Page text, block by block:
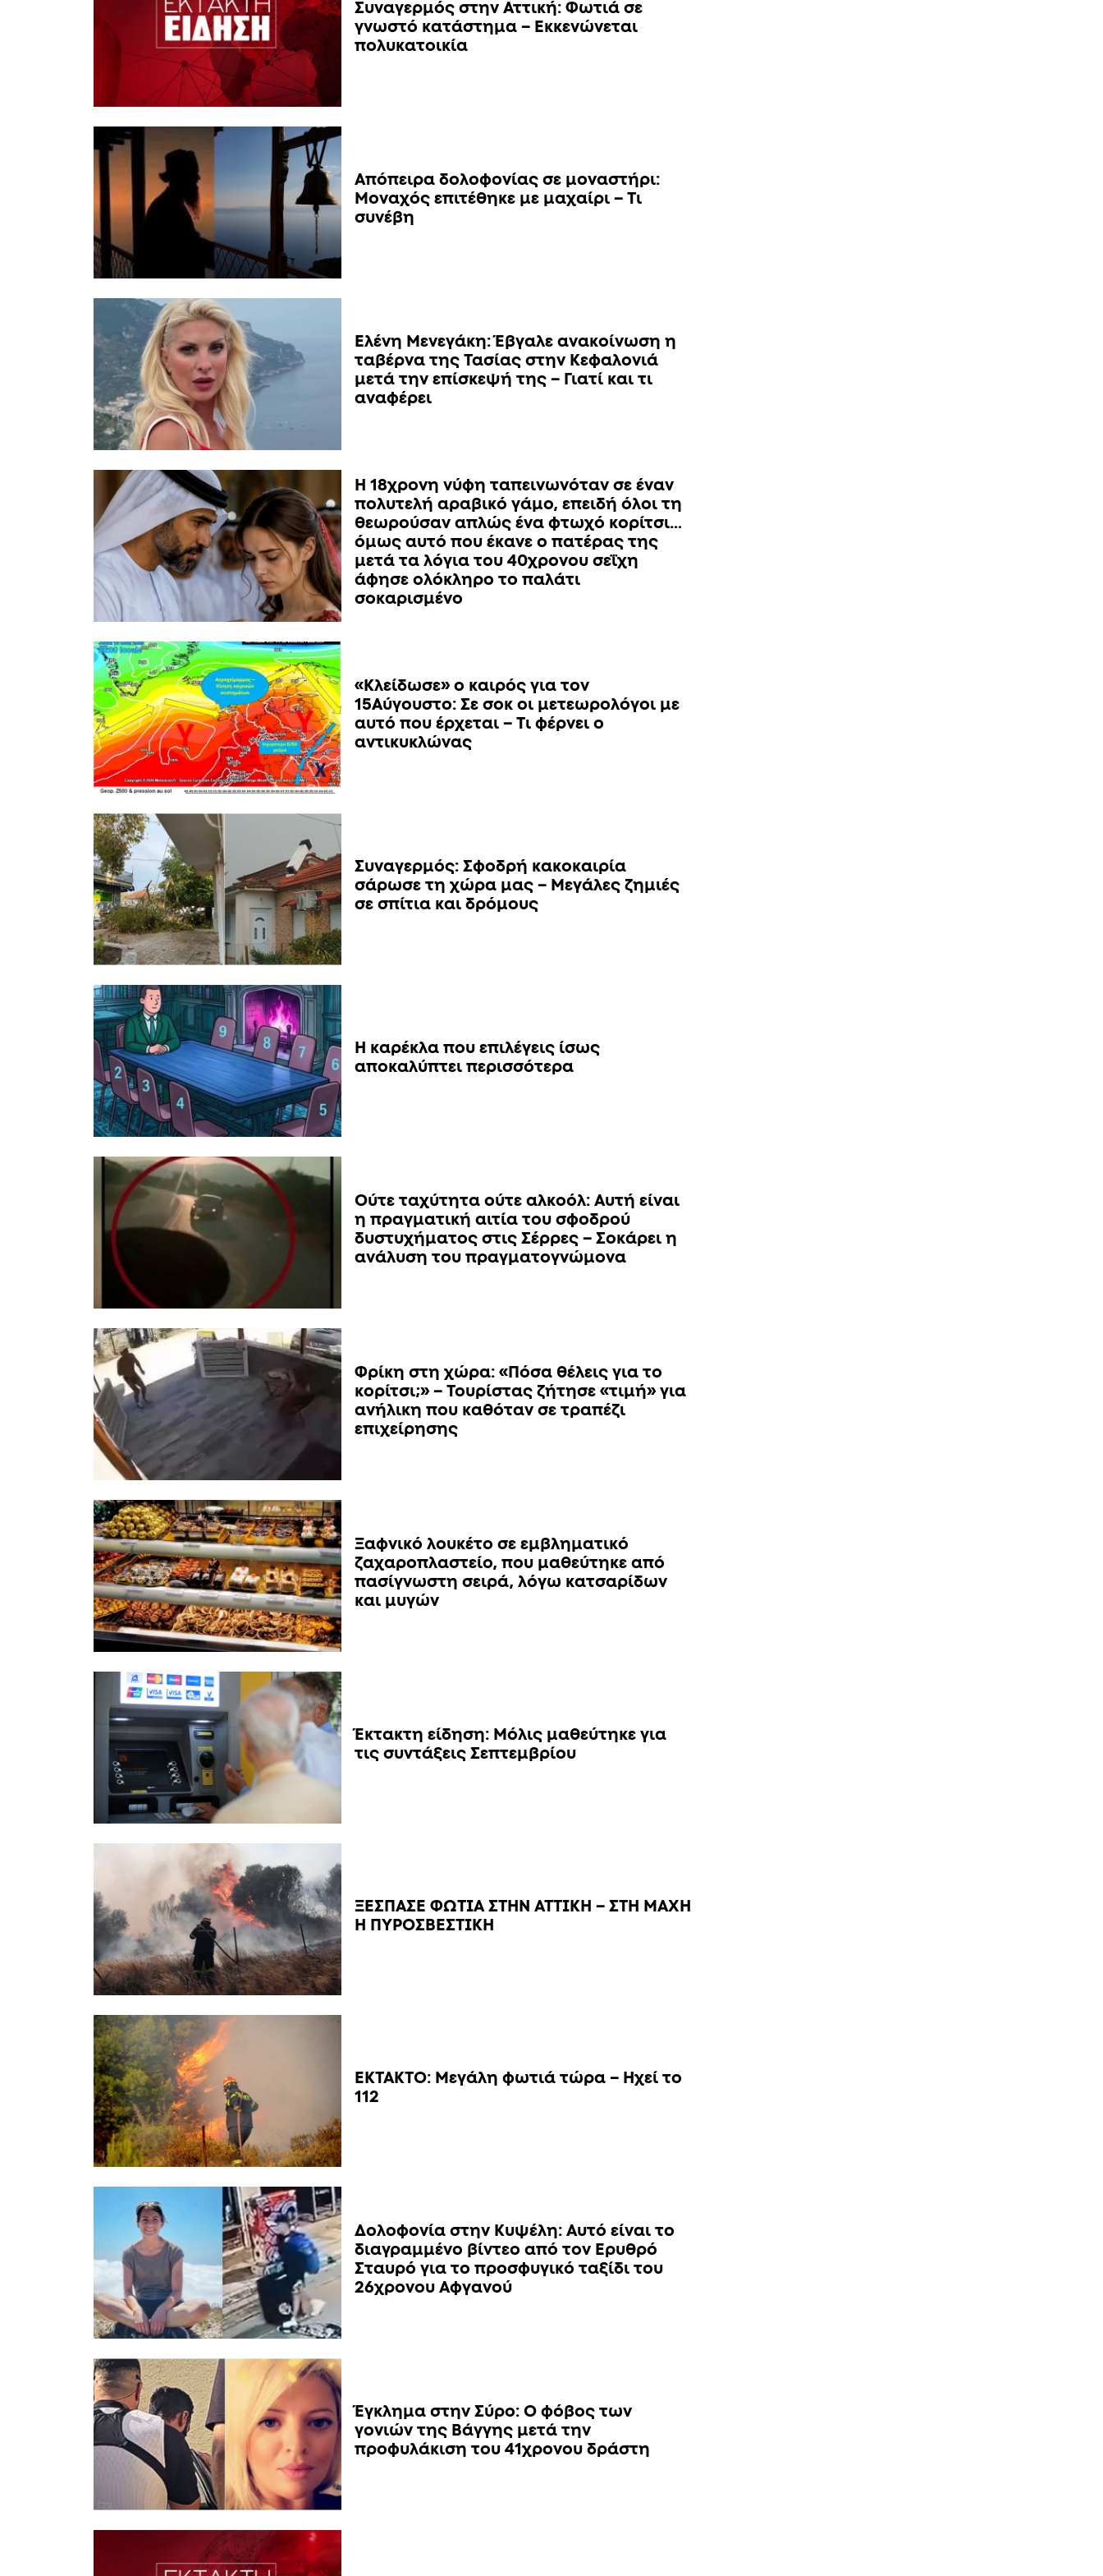
Συναγερμός στην Αττική: Φωτιά σε
γνωστό κατάστημα – Εκκενώνεται
πολυκατοικία
Απόπειρα δολοφονίας σε μοναστήρι:
Μοναχός επιτέθηκε με μαχαίρι – Τι
συνέβη
Ελένη Μενεγάκη: Έβγαλε ανακοίνωση η
ταβέρνα της Τασίας στην Κεφαλονιά
μετά την επίσκεψή της – Γιατί και τι
αναφέρει
Η 18χρονη νύφη ταπεινωνόταν σε έναν
πολυτελή αραβικό γάμο, επειδή όλοι τη
θεωρούσαν απλώς ένα φτωχό κορίτσι…
όμως αυτό που έκανε ο πατέρας της
μετά τα λόγια του 40χρονου σεΐχη
άφησε ολόκληρο το παλάτι
σοκαρισμένο
«Κλείδωσε» ο καιρός για τον
15Αύγουστο: Σε σοκ οι μετεωρολόγοι με
αυτό που έρχεται – Τι φέρνει ο
αντικυκλώνας
Συναγερμός: Σφοδρή κακοκαιρία
σάρωσε τη χώρα μας – Μεγάλες ζημιές
σε σπίτια και δρόμους
Η καρέκλα που επιλέγεις ίσως
αποκαλύπτει περισσότερα
Ούτε ταχύτητα ούτε αλκοόλ: Αυτή είναι
η πραγματική αιτία του σφοδρού
δυστυχήματος στις Σέρρες – Σοκάρει η
ανάλυση του πραγματογνώμονα
Φρίκη στη χώρα: «Πόσα θέλεις για το
κορίτσι;» – Τουρίστας ζήτησε «τιμή» για
ανήλικη που καθόταν σε τραπέζι
επιχείρησης
Ξαφνικό λουκέτο σε εμβληματικό
ζαχαροπλαστείο, που μαθεύτηκε από
πασίγνωστη σειρά, λόγω κατσαρίδων
και μυγών
Έκτακτη είδηση: Μόλις μαθεύτηκε για
τις συντάξεις Σεπτεμβρίου
ΞΕΣΠΑΣΕ ΦΩΤΙΑ ΣΤΗΝ ΑΤΤΙΚΗ – ΣΤΗ ΜΑΧΗ
Η ΠΥΡΟΣΒΕΣΤΙΚΗ
ΕΚΤΑΚΤΟ: Μεγάλη φωτιά τώρα – Ηχεί το
112
Δολοφονία στην Κυψέλη: Αυτό είναι το
διαγραμμένο βίντεο από τον Ερυθρό
Σταυρό για το προσφυγικό ταξίδι του
26χρονου Αφγανού
Έγκλημα στην Σύρο: Ο φόβος των
γονιών της Βάγγης μετά την
προφυλάκιση του 41χρονου δράστη